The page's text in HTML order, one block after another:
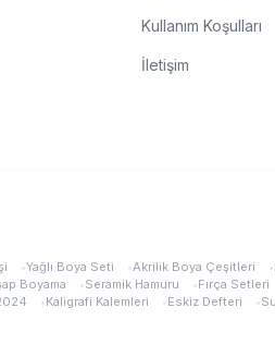
Kullanım Koşulları
İletişim
•Yağlı Boya Seti •Akrilik Boya Çeşitleri •
Boyama •Seramik Hamuru •Fırça Setleri
•Kaligrafi Kalemleri •Eskiz Defteri •